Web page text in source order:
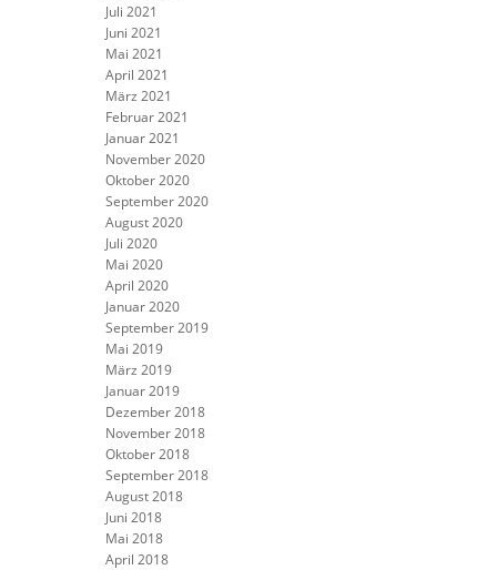
Juli 2021
Juni 2021
Mai 2021
April 2021
März 2021
Februar 2021
Januar 2021
November 2020
Oktober 2020
September 2020
August 2020
Juli 2020
Mai 2020
April 2020
Januar 2020
September 2019
Mai 2019
März 2019
Januar 2019
Dezember 2018
November 2018
Oktober 2018
September 2018
August 2018
Juni 2018
Mai 2018
April 2018